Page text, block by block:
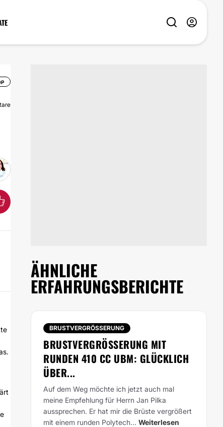
ÄHNLICHE
ERFAHRUNGSBERICHTE
BRUSTVERGRÖSSERUNG
BRUSTVERGRÖSSERUNG MIT R
UNDEN 410 CC UBM: GLÜCKLICH Ü
BER...
Auf dem Weg möchte ich jetzt auch mal
meine Empfehlung für Herrn Jan Pilka
aussprechen. Er hat mir die Brüste vergrößert
mit einem runden Polytech... Weiterlesen